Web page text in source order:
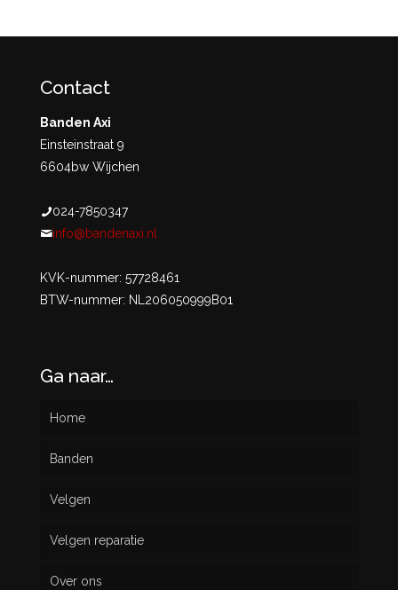
Contact
Banden Axi
Einsteinstraat 9
6604bw Wijchen
024-7850347
info@bandenaxi.nl
KVK-nummer: 57728461
BTW-nummer: NL206050999B01
Ga naar…
Home
Banden
Nieuw
Gebruikt
Velgen
Velgen reparatie
Over ons